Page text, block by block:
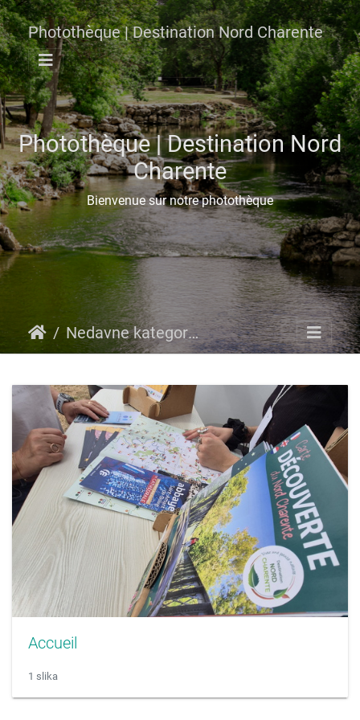
Photothèque | Destination Nord Charente
Photothèque | Destination Nord
Charente
Bienvenue sur notre photothèque
Nedavne kategorije
Accueil
1 slika